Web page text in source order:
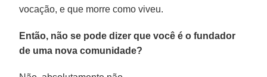
vocação, e que morre como viveu.
Então, não se pode dizer que você é o fundador
de uma nova comunidade?